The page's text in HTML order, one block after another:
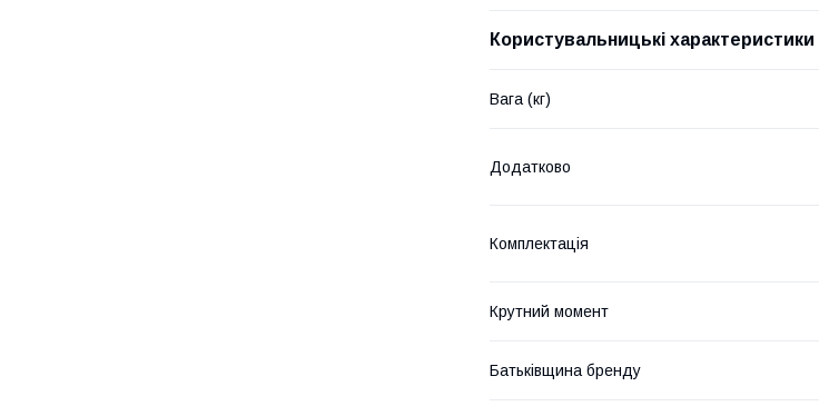
Користувальницькі характеристики
Вага (кг)
Додатково
Комплектація
Крутний момент
Батьківщина бренду